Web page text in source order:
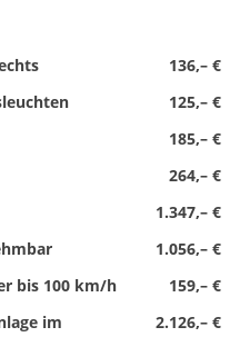
136,– €
125,– €
185,– €
264,– €
1.347,– €
1.056,– €
159,– €
bis 100 km/h
2.126,– €
im